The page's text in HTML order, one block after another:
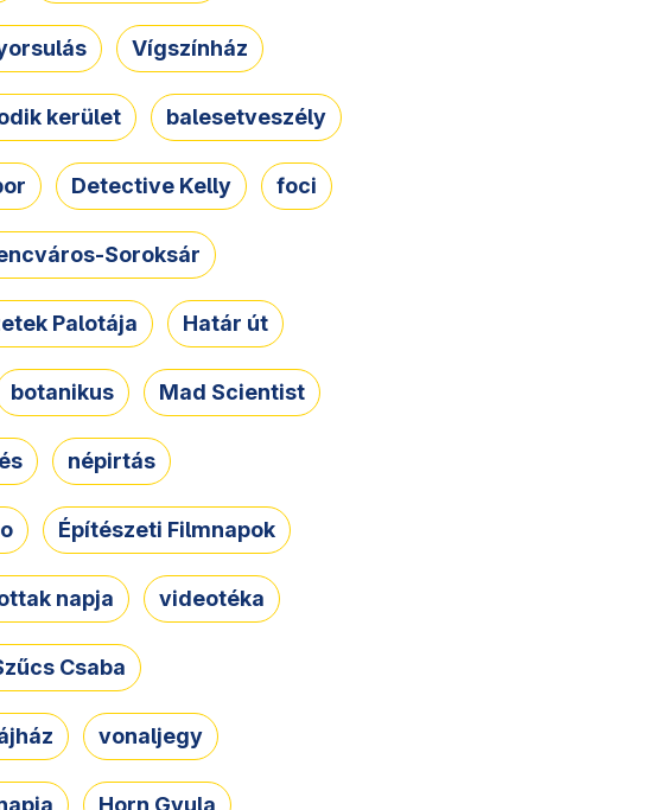
Vígszínház
kerület balesetveszély
Detective Kelly foci
Soroksár
Palotája Határ út
botanikus Mad Scientist
népirtás
Építészeti Filmnapok
napja videotéka
Csaba
vonaljegy
Horn Gyula